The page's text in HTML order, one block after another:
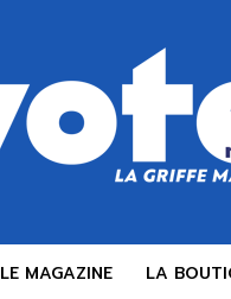
LE MAGAZINE LA